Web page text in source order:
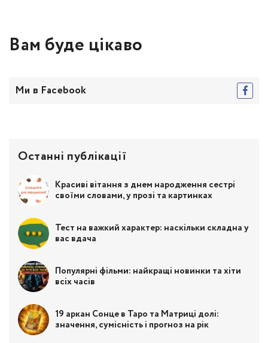
Вам буде цікаво
Ми в Facebook
Останні публікації
Красиві вітання з днем народження сестрі
своїми словами, у прозі та картинках
Тест на важкий характер: наскільки складна у
вас вдача
Популярні фільми: найкращі новинки та хіти
всіх часів
19 аркан Сонце в Таро та Матриці долі:
значення, сумісність і прогноз на рік